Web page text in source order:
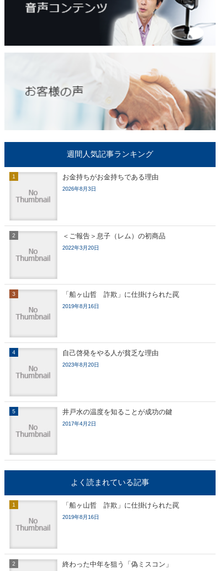
週間人気記事ランキング
お金持ちがお金持ちである理由
2026年8月3日
＜ご報告＞息子（レム）の初商品
2022年3月20日
「船ヶ山哲 詐欺」に仕掛けられた罠
2019年8月16日
自己啓発をやる人が貧乏な理由
2023年8月20日
井戸水の温度を知ることが成功の鍵
2017年4月2日
よく読まれている記事
「船ヶ山哲 詐欺」に仕掛けられた罠
2019年8月16日
終わった中年を狙う「偽ミスコン」